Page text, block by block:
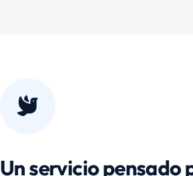
Un servicio pensado